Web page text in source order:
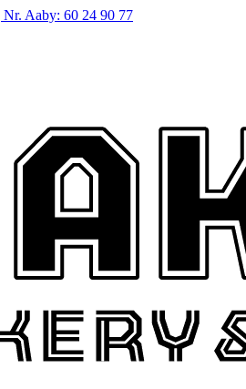
Aaby: 60 24 90 77